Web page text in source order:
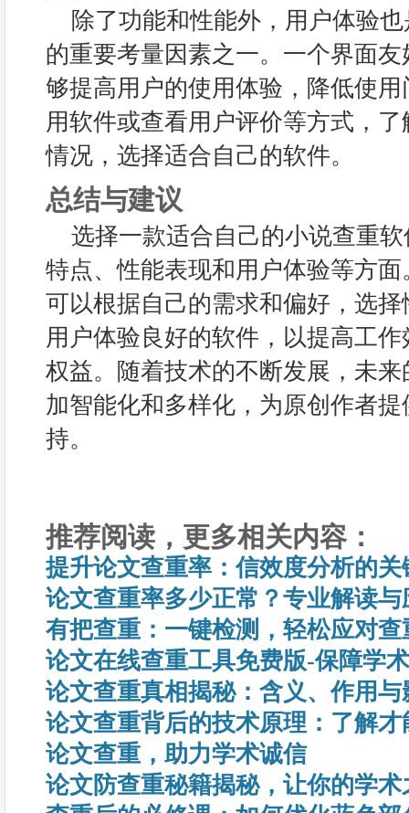
除了功能和性能外，用户体验
的重要考量因素之一。一个界面
够提高用户的使用体验，降低使
用软件或查看用户评价等方式，
情况，选择适合自己的软件。
总结与建议
选择一款适合自己的小说查重
特点、性能表现和用户体验等方
可以根据自己的需求和偏好，选
用户体验良好的软件，以提高工
权益。随着技术的不断发展，未
加智能化和多样化，为原创作者
持。
推荐阅读，更多相关内容：
提升论文查重率：信效度分析的关
论文查重率多少正常？专业解读与
有把查重：一键检测，轻松应对查
论文在线查重工具免费版-保障学
论文查重真相揭秘：含义、作用与
论文查重背后的技术原理：了解
论文查重，助力学术诚信
论文防查重秘籍揭秘，让你的学